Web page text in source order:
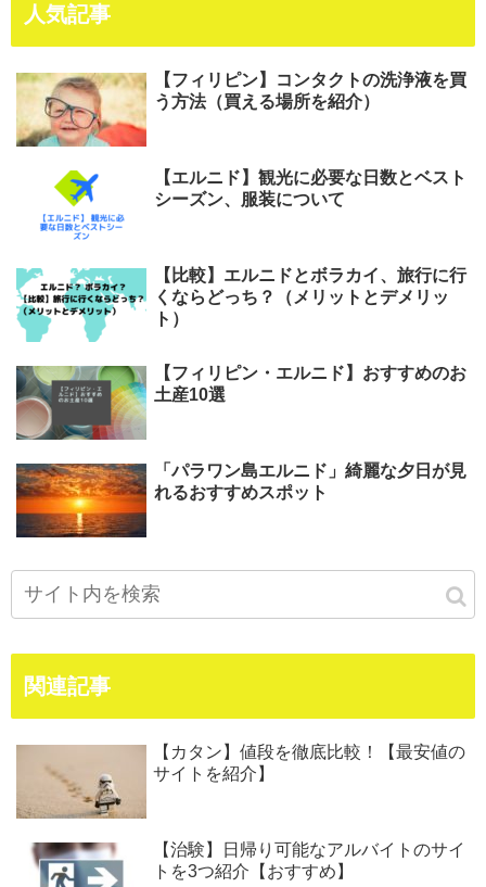
人気記事
【フィリピン】コンタクトの洗浄液を買
う方法（買える場所を紹介）
【エルニド】観光に必要な日数とベスト
シーズン、服装について
【比較】エルニドとボラカイ、旅行に行
くならどっち？（メリットとデメリッ
ト）
【フィリピン・エルニド】おすすめのお
土産10選
「パラワン島エルニド」綺麗な夕日が見
れるおすすめスポット
関連記事
【カタン】値段を徹底比較！【最安値の
サイトを紹介】
【治験】日帰り可能なアルバイトのサイ
トを3つ紹介【おすすめ】